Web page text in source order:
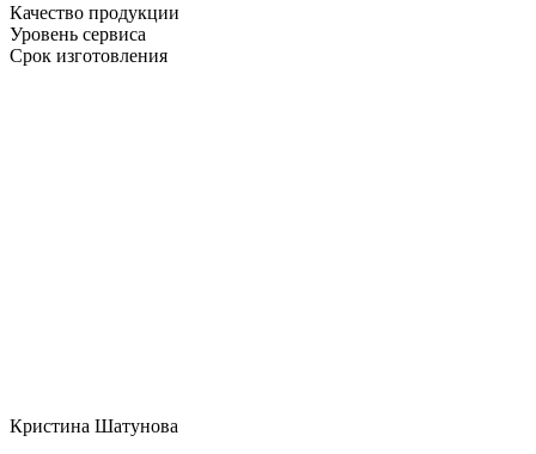
Качество продукции
Уровень сервиса
Срок изготовления
Кристина Шатунова